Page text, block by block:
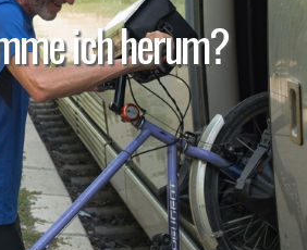
ich herum?